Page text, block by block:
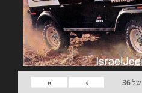
של36
›
»